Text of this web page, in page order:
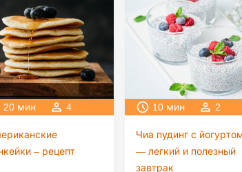
20 мин 4
– рецепт
10 мин 2
Чиа пудинг с
— легкий и полезный
завтрак